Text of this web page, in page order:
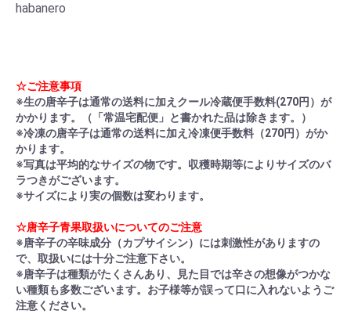
habanero
☆ご注意事項
※生の唐辛子は通常の送料に加えクール冷蔵便手数料(270円）が
かかります。（「常温宅配便」と書かれた品は除きます。）
※冷凍の唐辛子は通常の送料に加え冷凍便手数料（270円）がか
かります。
※写真は平均的なサイズの物です。収穫時期等によりサイズのバ
ラつきがございます。
※サイズにより実の個数は変わります。
☆唐辛子青果取扱いについてのご注意
※唐辛子の辛味成分（カプサイシン）には刺激性がありますの
で、取扱いには十分ご注意下さい。
※唐辛子は種類がたくさんあり、見た目では辛さの想像がつかな
い種類も多数ございます。お子様等が誤って口に入れないようご
注意ください。